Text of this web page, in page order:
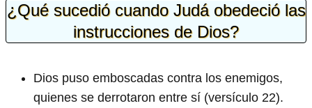
¿Qué sucedió cuando Judá obedeció las
instrucciones de Dios?
Dios puso emboscadas contra los enemigos,
quienes se derrotaron entre sí (versículo 22).